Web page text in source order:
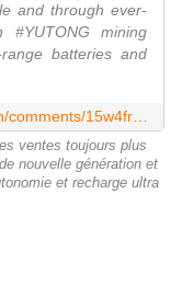
and through ever-
#YUTONG mining
batteries and
ventes toujours plus
nouvelle génération et
et recharge ultra